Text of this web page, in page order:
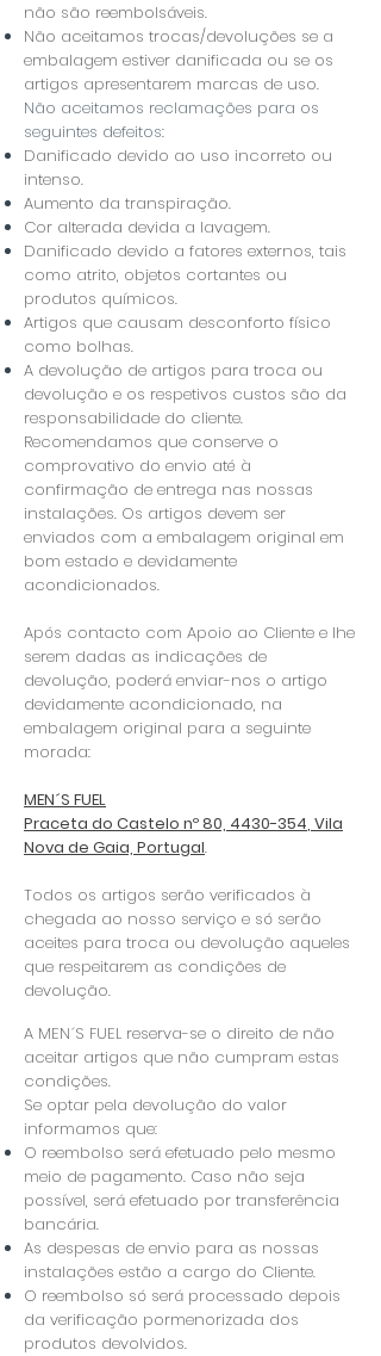
não são reembolsáveis.
Não aceitamos trocas/devoluções se a
embalagem estiver danificada ou se os
artigos apresentarem marcas de uso.
​Não aceitamos reclamações para os
seguintes defeitos:
Danificado devido ao uso incorreto ou
intenso.
Aumento da transpiração.
Cor alterada devida a lavagem.
Danificado devido a fatores externos, tais
como atrito, objetos cortantes ou
produtos químicos.
Artigos que causam desconforto físico
como bolhas.
​A devolução de artigos para troca ou
devolução e os respetivos custos são da
responsabilidade do cliente.
Recomendamos que conserve o
comprovativo do envio até à
confirmação de entrega nas nossas
instalações. Os artigos devem ser
enviados com a embalagem original em
bom estado e devidamente
acondicionados.
Após contacto com Apoio ao Cliente e lhe
serem dadas as indicações de
devolução, poderá enviar-nos o artigo
devidamente acondicionado, na
embalagem original para a seguinte
morada:
MEN´S FUEL
Praceta do Castelo nº 80, 4430-354, Vila
Nova de Gaia, Portugal.
Todos os artigos serão verificados à
chegada ao nosso serviço e só serão
aceites para troca ou devolução aqueles
que respeitarem as condições de
devolução.
A MEN´S FUEL reserva-se o direito de não
aceitar artigos que não cumpram estas
condições.
Se optar pela devolução do valor
informamos que:
O reembolso será efetuado pelo mesmo
meio de pagamento. Caso não seja
possível, será efetuado por transferência
bancária.
As despesas de envio para as nossas
instalações estão a cargo do Cliente.
O reembolso só será processado depois
da verificação pormenorizada dos
produtos devolvidos.